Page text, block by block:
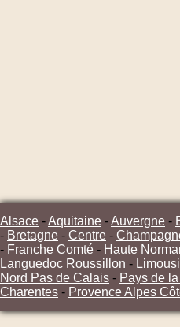
Alsace -Aquitaine -Auvergne -
- Bretagne - Centre -
- Franche Comté - Haute
Languedoc Roussillon -
Nord Pas de Calais - Pays de
Charentes - Provence Alpes